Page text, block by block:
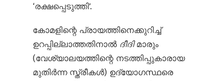
‘രക്ഷപ്പെടുത്തി’.
കോമളിന്റെ പ്രായത്തിനെക്കുറിച്ച്
ഉറപ്പില്ലാത്തതിനാൽ ദീദിമാരും
(വേശ്യാലയത്തിന്റെ നടത്തിപ്പുകാരായ
മുതിർന്ന സ്ത്രീകൾ) ഉദ്യോഗസ്ഥരെ